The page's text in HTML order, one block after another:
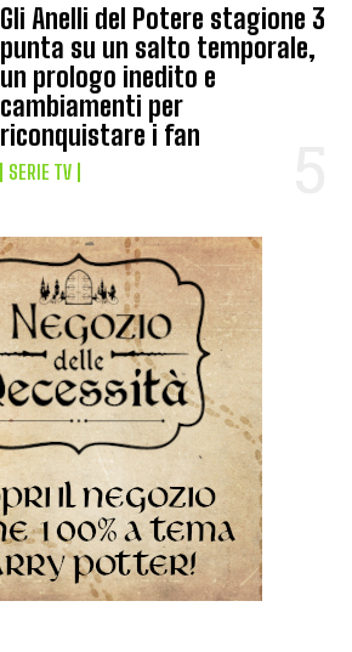
Gli Anelli del Potere stagione 3
punta su un salto temporale,
un prologo inedito e
cambiamenti per
riconquistare i fan
SERIE TV